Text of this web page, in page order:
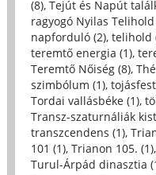
(8), Tejút és Napút
ragyogó Nyilas
napforduló (2), telihold
teremtő energia (1),
Teremtő Nőiség (8),
szimbólum (1),
Tordai vallásbéke (1),
Transz-szaturnáliák
transzcendens (1),
101 (1), Trianon 105. (1),
Turul-Árpád dinasztia